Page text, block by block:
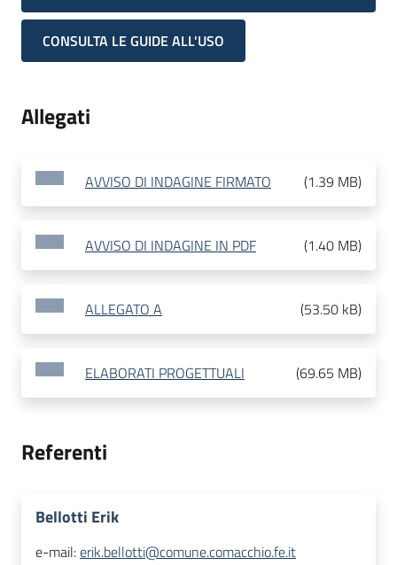
CONSULTA LE GUIDE ALL'USO
Allegati
AVVISO DI INDAGINE FIRMATO (1.39 MB)
AVVISO DI INDAGINE IN PDF (1.40 MB)
ALLEGATO A (53.50 kB)
ELABORATI PROGETTUALI (69.65 MB)
Referenti
Bellotti Erik
e-mail:erik.bellotti@comune.comacchio.fe.it